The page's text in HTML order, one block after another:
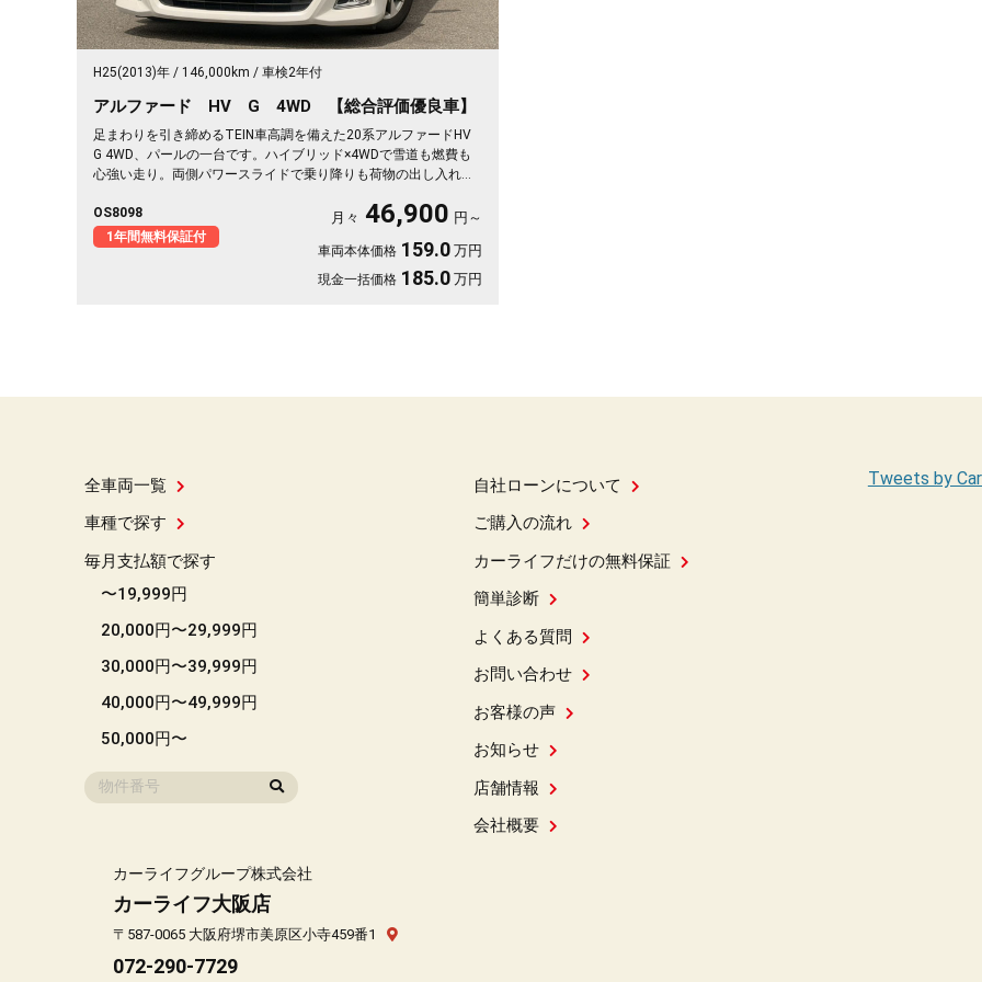
H25(2013)年 146,000km 車検2年付
アルファード HV G 4WD 【総合評価優良車】
足まわりを引き締めるTEIN車高調を備えた20系アルファードHV
G 4WD、パールの一台です。ハイブリッド×4WDで雪道も燃費も
心強い走り。両側パワースライドで乗り降りも荷物の出し入れも
動もゆったりくつろげます。仕事終わりの遠出も、趣味の遠征も
余裕の空間で。この一台なら移動そのものが楽しみに変わります
OS8098
1年間無料保証付
月々 46,900 円～
車両本体価格 159.0 万円
現金一括価格 185.0 万円
全車両一覧
車種で探す
毎月支払額で探す
〜19,999円
20,000円〜29,999円
30,000円〜39,999円
40,000円〜49,999円
50,000円〜
自社ローンについて
ご購入の流れ
カーライフだけの無料保証
簡単診断
よくある質問
お問い合わせ
お客様の声
お知らせ
店舗情報
会社概要
Tweets by
カーライフグループ株式会社
カーライフ大阪店
〒587-0065 大阪府堺市美原区小寺459番1
072-290-7729